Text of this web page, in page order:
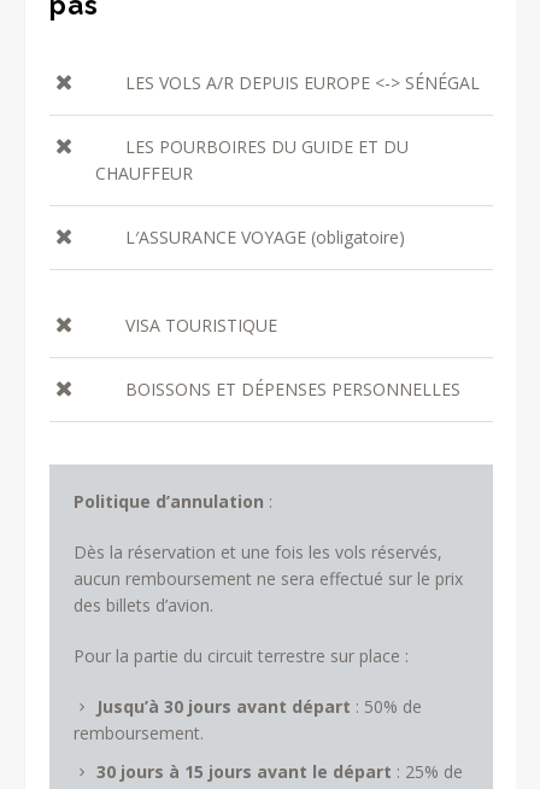
LES VOLS A/R DEPUIS EUROPE <-> SÉNÉGAL
LES POURBOIRES DU GUIDE ET DU
CHAUFFEUR
L′ASSURANCE VOYAGE (obligatoire)
VISA TOURISTIQUE
BOISSONS ET DÉPENSES PERSONNELLES
Politique d’annulation :
Dès la réservation et une fois les vols réservés,
aucun remboursement ne sera effectué sur le prix
des billets d’avion.
Pour la partie du circuit terrestre sur place :
Jusqu’à 30 jours avant départ : 50% de
remboursement.
30 jours à 15 jours avant le départ : 25% de